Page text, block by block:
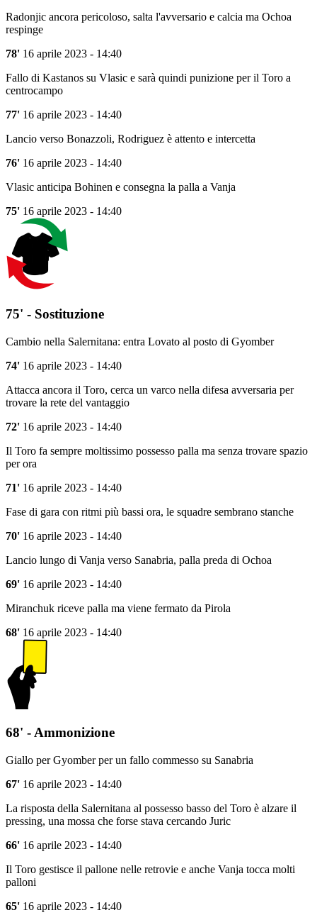
Radonjic ancora pericoloso, salta l'avversario e calcia ma Ochoa
respinge
78' 16 aprile 2023 - 14:40
Fallo di Kastanos su Vlasic e sarà quindi punizione per il Toro a
centrocampo
77' 16 aprile 2023 - 14:40
Lancio verso Bonazzoli, Rodriguez è attento e intercetta
76' 16 aprile 2023 - 14:40
Vlasic anticipa Bohinen e consegna la palla a Vanja
75' 16 aprile 2023 - 14:40
75' - Sostituzione
Cambio nella Salernitana: entra Lovato al posto di Gyomber
74' 16 aprile 2023 - 14:40
Attacca ancora il Toro, cerca un varco nella difesa avversaria per
trovare la rete del vantaggio
72' 16 aprile 2023 - 14:40
Il Toro fa sempre moltissimo possesso palla ma senza trovare spazio
per ora
71' 16 aprile 2023 - 14:40
Fase di gara con ritmi più bassi ora, le squadre sembrano stanche
70' 16 aprile 2023 - 14:40
Lancio lungo di Vanja verso Sanabria, palla preda di Ochoa
69' 16 aprile 2023 - 14:40
Miranchuk riceve palla ma viene fermato da Pirola
68' 16 aprile 2023 - 14:40
68' - Ammonizione
Giallo per Gyomber per un fallo commesso su Sanabria
67' 16 aprile 2023 - 14:40
La risposta della Salernitana al possesso basso del Toro è alzare il
pressing, una mossa che forse stava cercando Juric
66' 16 aprile 2023 - 14:40
Il Toro gestisce il pallone nelle retrovie e anche Vanja tocca molti
palloni
65' 16 aprile 2023 - 14:40